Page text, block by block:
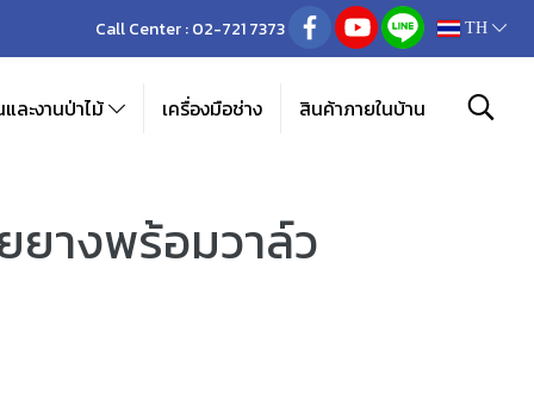
Call Center :02-721 7373 TH
ละงานป่าไม้ เครื่องมือช่าง สินค้าภายในบ้าน
ยางพร้อมวาล์ว